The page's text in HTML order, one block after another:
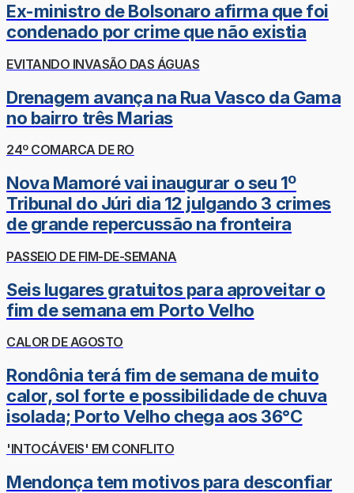
Ex-ministro de Bolsonaro afirma que foi
condenado por crime que não existia
EVITANDO INVASÃO DAS ÁGUAS
Drenagem avança na Rua Vasco da Gama
no bairro três Marias
24º COMARCA DE RO
Nova Mamoré vai inaugurar o seu 1º
Tribunal do Júri dia 12 julgando 3 crimes
de grande repercussão na fronteira
PASSEIO DE FIM-DE-SEMANA
Seis lugares gratuitos para aproveitar o
fim de semana em Porto Velho
CALOR DE AGOSTO
Rondônia terá fim de semana de muito
calor, sol forte e possibilidade de chuva
isolada; Porto Velho chega aos 36°C
'INTOCÁVEIS' EM CONFLITO
Mendonça tem motivos para desconfiar